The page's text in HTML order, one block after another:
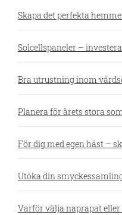
Skapa det perfekta
Solcellspaneler –
Bra utrustning inom
Planera för årets stora
För dig med egen häst –
Utöka din
Varför välja naprapat